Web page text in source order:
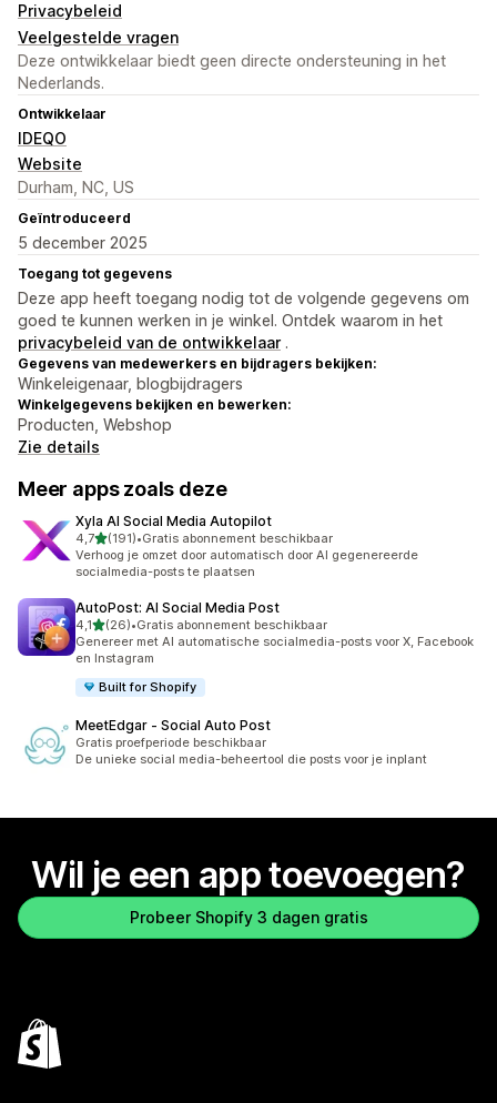
Privacybeleid
Veelgestelde vragen
Deze ontwikkelaar biedt geen directe ondersteuning in het
Nederlands.
Ontwikkelaar
IDEQO
Website
Durham, NC, US
Geïntroduceerd
5 december 2025
Toegang tot gegevens
Deze app heeft toegang nodig tot de volgende gegevens om
goed te kunnen werken in je winkel. Ontdek waarom in het
privacybeleid van de ontwikkelaar .
Gegevens van medewerkers en bijdragers bekijken:
Winkeleigenaar, blogbijdragers
Winkelgegevens bekijken en bewerken:
Producten, Webshop
Zie details
Meer apps zoals deze
Xyla AI Social Media Autopilot
4,7van 5 sterren
(191)
191 recensies in totaal
•Gratis abonnement beschikbaar
Verhoog je omzet door automatisch door AI gegenereerde
socialmedia-posts te plaatsen
AutoPost: AI Social Media Post
4,1van 5 sterren
(26)
26 recensies in totaal
•Gratis abonnement beschikbaar
Genereer met AI automatische socialmedia-posts voor X, Facebook
en Instagram
Built for Shopify
MeetEdgar ‑ Social Auto Post
Gratis proefperiode beschikbaar
De unieke social media-beheertool die posts voor je inplant
Wil je een app toevoegen?
Probeer Shopify 3 dagen gratis